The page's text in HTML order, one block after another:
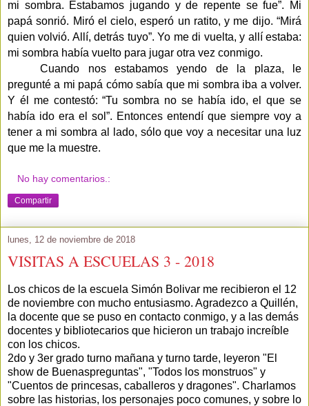
mi sombra. Estabamos jugando y de repente se fue”. Mi
papá sonrió. Miró el cielo, esperó un ratito, y me dijo. “Mirá
quien volvió. Allí, detrás tuyo”. Yo me di vuelta, y allí estaba:
mi sombra había vuelto para jugar otra vez conmigo.
Cuando nos estabamos yendo de la plaza, le
pregunté a mi papá cómo sabía que mi sombra iba a volver.
Y él me contestó: “Tu sombra no se había ido, el que se
había ido era el sol”. Entonces entendí que siempre voy a
tener a mi sombra al lado, sólo que voy a necesitar una luz
que me la muestre.
No hay comentarios.:
Compartir
lunes, 12 de noviembre de 2018
VISITAS A ESCUELAS 3 - 2018
Los chicos de la escuela Simón Bolivar me recibieron el 12
de noviembre con mucho entusiasmo. Agradezco a Quillén,
la docente que se puso en contacto conmigo, y a las demás
docentes y bibliotecarios que hicieron un trabajo increíble
con los chicos.
2do y 3er grado turno mañana y turno tarde, leyeron "El
show de Buenaspreguntas", "Todos los monstruos" y
"Cuentos de princesas, caballeros y dragones". Charlamos
sobre las historias, los personajes poco comunes, y sobre lo